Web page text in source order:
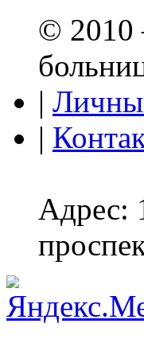
© 2010
|
|
Адрес: